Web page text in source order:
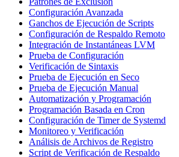
Configuración Avanzada
Ganchos de Ejecución de Scripts
Configuración de Respaldo Remoto
Integración de Instantáneas LVM
Prueba de Configuración
Verificación de Sintaxis
Prueba de Ejecución en Seco
Prueba de Ejecución Manual
Automatización y Programación
Programación Basada en Cron
Configuración de Timer de Systemd
Monitoreo y Verificación
Análisis de Archivos de Registro
Script de Verificación de Respaldo